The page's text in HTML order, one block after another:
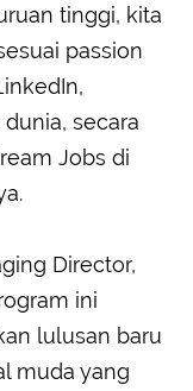
tinggi, kita
passion
secara
Jobs di
Director,
ini
lulusan baru
muda yang